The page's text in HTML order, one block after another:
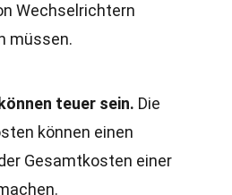
Wechselrichtern
müssen.
teuer sein. Die
können einen
Gesamtkosten einer